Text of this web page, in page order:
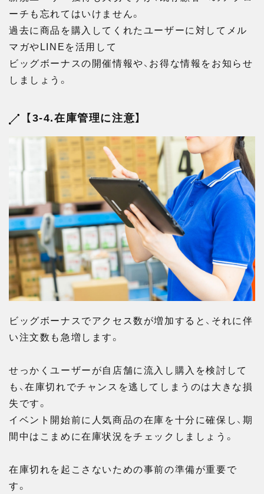
ーチも忘れてはいけません。
過去に商品を購入してくれたユーザーに対してメル
マガやLINEを活用して
ビッグボーナスの開催情報や、お得な情報をお知らせ
しましょう。
【3-4.在庫管理に注意】
ビッグボーナスでアクセス数が増加すると、それに伴
い注文数も急増します。
せっかくユーザーが自店舗に流入し購入を検討して
も、在庫切れでチャンスを逃してしまうのは大きな損
失です。
イベント開始前に人気商品の在庫を十分に確保し、期
間中はこまめに在庫状況をチェックしましょう。
在庫切れを起こさないための事前の準備が重要で
す。